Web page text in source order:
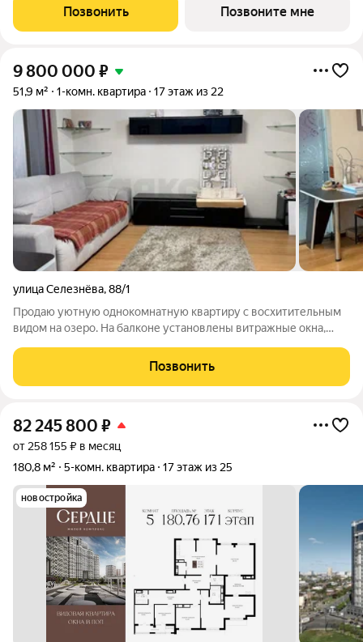
место вашего баланса. Город снаружи природа внутри.
Квартал с
Позвонить Позвоните мне
9 800 000 ₽
51,9 м² 1-комн. квартира 17 этаж из 22
улица Селезнёва,88/1
Продаю уютную однокомнатную квартиру с восхитительным
видом на озеро. На балконе установлены витражные окна,
гостиная. Дом находится в прекрасном месте, в шаговой
доступности есть всё для
Позвонить
82 245 800 ₽
от 258 155 ₽ в месяц
180,8 м²
5-комн. квартира 17 этаж из 25
новостройка